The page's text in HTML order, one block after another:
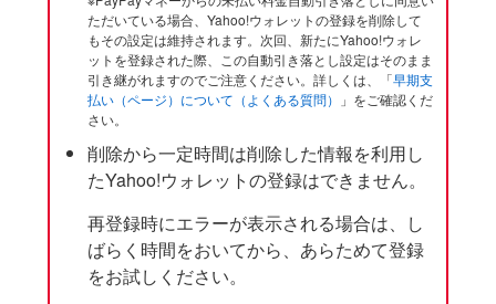
ただいている場合、Yahoo!ウォレットの登録を削除して
もその設定は維持されます。次回、新たにYahoo!ウォレ
ットを登録された際、この自動引き落とし設定はそのまま
引き継がれますのでご注意ください。詳しくは、「早期支
払い（ページ）について（よくある質問）
」をご確認くだ
さい。
削除から一定時間は削除した情報を利用し
たYahoo!ウォレットの登録はできません。
再登録時にエラーが表示される場合は、し
ばらく時間をおいてから、あらためて登録
をお試しください。